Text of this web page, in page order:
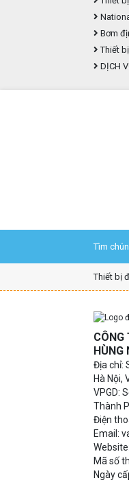
Bơm
Thiết
DỊCH
Tìm
Thiết bị
CÔNG
HÙNG
Địa chỉ:
Hà Nội,
VPGD:
Thành
Điện
Email:
Mã số
Ngày